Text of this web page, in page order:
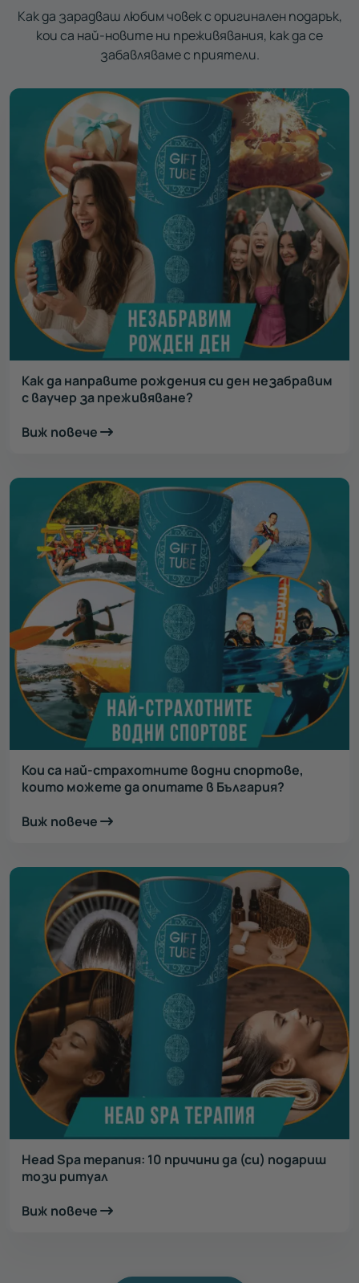
Как да зарадваш любим човек с оригинален подарък,
кои са най-новите ни преживявания, как да се
забавляваме с приятели.
Как да направите рождения си ден незабравим
с ваучер за преживяване?
Виж повече
Кои са най-страхотните водни спортове,
които можете да опитате в България?
Виж повече
Head Spa терапия: 10 причини да (си) подариш
този ритуал
Виж повече